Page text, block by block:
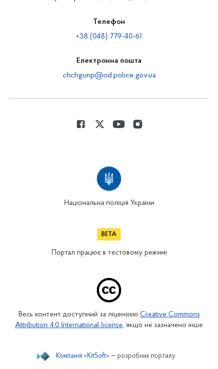
Телефон
+38 (048) 779-40-61
Електронна пошта
chchgunp@od.police.gov.ua
Національна поліція України
Портал працює в тестовому режимі
Весь контент доступний за ліцензією Creative Commons
Attribution 4.0 International license, якщо не зазначено інше
Компанія «KitSoft» — розробник порталу